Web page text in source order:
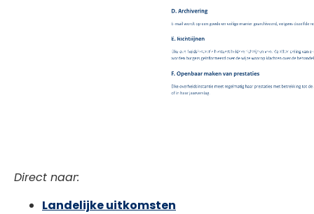
Dit onderzoek is aan de hand van dezelfde opzet
uitgevoerd als onze onderzoeken van2022en2023, zodat
deze resultaten goed te vergelijken zijn.
Direct naar:
Landelijke uitkomsten